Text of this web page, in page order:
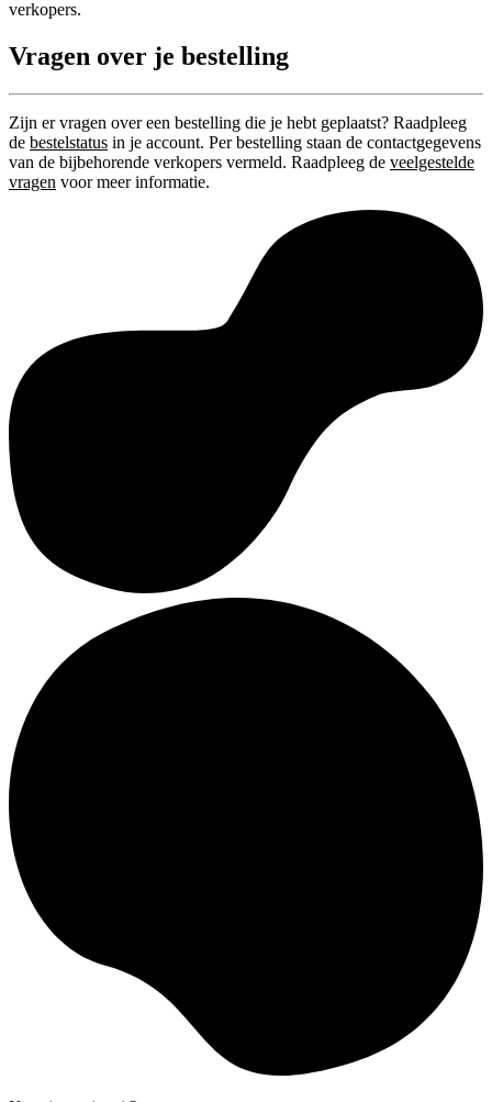
verkopers.
Vragen over je bestelling
Zijn er vragen over een bestelling die je hebt geplaatst? Raadpleeg
de bestelstatus in je account. Per bestelling staan de contactgegevens
van de bijbehorende verkopers vermeld. Raadpleeg de veelgestelde
vragen voor meer informatie.